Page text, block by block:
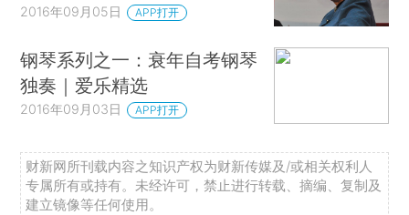
2016年09月05日 APP打开
钢琴系列之一：衰年自考钢琴
独奏｜爱乐精选
2016年09月03日 APP打开
财新网所刊载内容之知识产权为财新传媒及/或相关权利人
专属所有或持有。未经许可，禁止进行转载、摘编、复制及
建立镜像等任何使用。